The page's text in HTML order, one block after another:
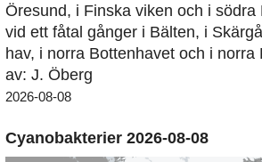
Öresund, i Finska viken och i södra
vid ett fåtal gånger i Bälten, i
hav, i norra Bottenhavet och i norra
av: J. Öberg
2026-08-08
Cyanobakterier 2026-08-08